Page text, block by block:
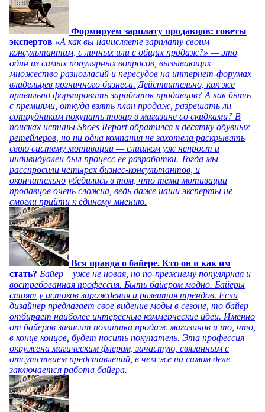
Формируем зарплату продавцов: советы
экспертов «А как вы начисляете зарплату своим
консультантам, с личных или с общих продаж?» — это
один из самых популярных вопросов, вызывающих
множество разногласий и пересудов на интернет-форумах
владельцев розничного бизнеса. Действительно, как же
правильно формировать заработок продавцов? А как быть
с премиями, откуда взять план продаж, разрешать ли
сотрудникам покупать товар в магазине со скидками? В
поисках истины Shoes Report обратился к десятку обувных
ретейлеров, но ни одна компания не захотела раскрывать
свою систему мотивации — слишком уж непрост и
индивидуален был процесс ее разработки. Тогда мы
расспросили четырех бизнес-консультантов, и
окончательно убедились в том, что тема мотивации
продавцов очень сложна, ведь даже наши эксперты не
смогли прийти к единому мнению.
Вся правда о байере. Кто он и как им
стать? Байер – уже не новая, но по-прежнему популярная и
востребованная профессия. Быть байером модно. Байеры
стоят у истоков зарождения и развития трендов. Если
дизайнер предлагает свое видение моды в сезоне, то байер
отбирает наиболее интересные коммерческие идеи. Именно
от байеров зависит политика продаж магазинов и то, что,
в конце концов, будет носить покупатель. Эта профессия
окружена магическим флером, зачастую, связанным с
отсутствием представлений, в чем же на самом деле
заключается работа байера.